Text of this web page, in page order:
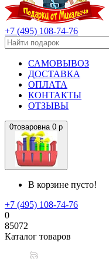
+7 (495) 108-74-76
САМОВЫВОЗ
ДОСТАВКА
ОПЛАТА
КОНТАКТЫ
ОТЗЫВЫ
0товаровна 0 р
В корзине пусто!
+7 (495) 108-74-76
0
85072
Каталог товаров